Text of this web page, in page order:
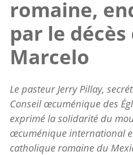
romaine,
par le
Marcelo
Le pasteur Jerry Pillay,
Conseil œcuménique des
exprimé la solidarité du
œcuménique international
catholique romaine du